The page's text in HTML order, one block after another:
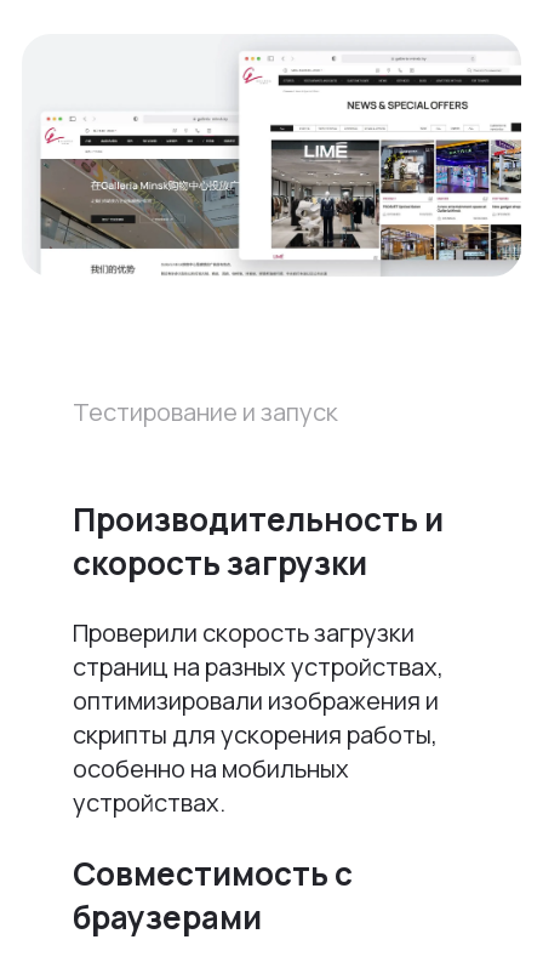
Тестирование и запуск
Производительность и
скорость загрузки
Проверили скорость загрузки
страниц на разных устройствах,
оптимизировали изображения и
скрипты для ускорения работы,
особенно на мобильных
устройствах.
Совместимость с
браузерами